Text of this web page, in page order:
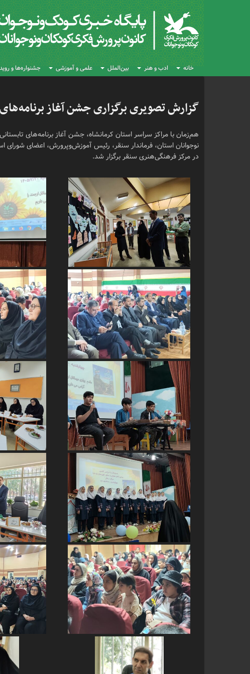
خانه ادب و هنر بین‌الملل علمی و آموزشی جشنواره‌ها و
گزارش تصویری برگزاری جشن آغاز
هم‌زمان با مراکز سراسر استان کرمانشاه، جشن آغاز برنامه‌های
نوجوانان استان، فرماندار سنقر، رئیس آموزش‌وپرورش، اعضای شورای
در مرکز فرهنگی‌هنری سنقر برگزار شد.